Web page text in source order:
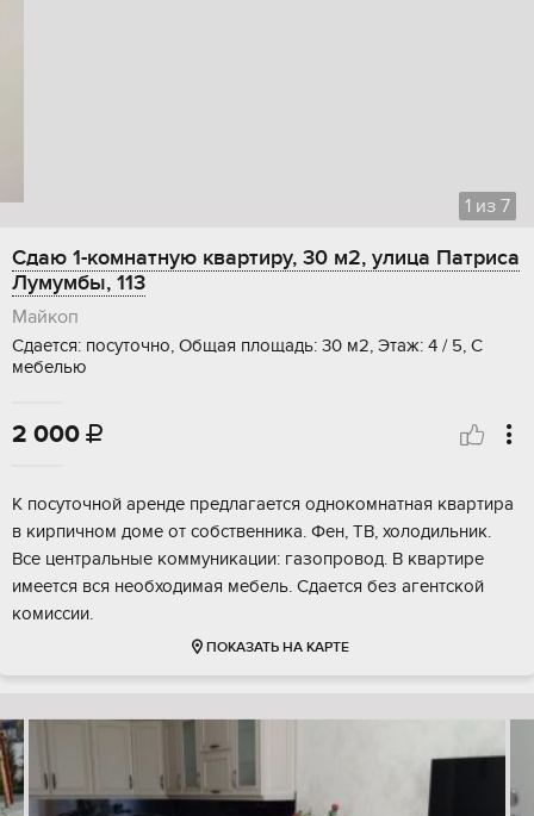
1 из 7
Сдаю 1-комнатную квартиру, 30 м2, улица Патриса
Лумумбы, 113
Майкоп
Сдается: посуточно, Общая площадь: 30 м2, Этаж: 4 / 5, С
мебелью
2 000 
К посуточной аренде предлагается однокомнатная квартира
в кирпичном доме от собственника. Фен, ТВ, холодильник.
Все центральные коммуникации: газопровод. В квартире
имеется вся необходимая мебель. Сдается без агентской
комиссии.
ПОКАЗАТЬ НА КАРТЕ